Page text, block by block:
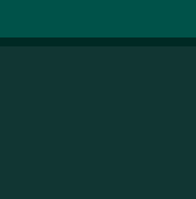
FAZ | WB